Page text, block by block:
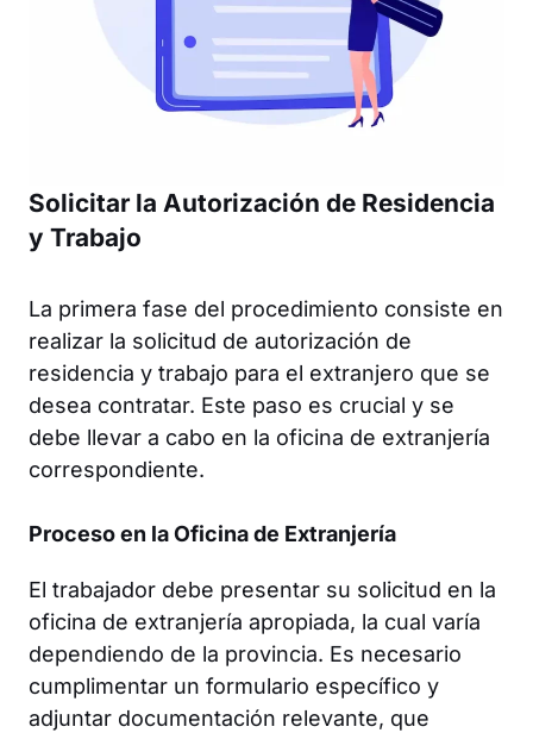
Solicitar la Autorización de Residencia
y Trabajo
La primera fase del procedimiento consiste en
realizar la solicitud de autorización de
residencia y trabajo para el extranjero que se
desea contratar. Este paso es crucial y se
debe llevar a cabo en la oficina de extranjería
correspondiente.
Proceso en la Oficina de Extranjería
El trabajador debe presentar su solicitud en la
oficina de extranjería apropiada, la cual varía
dependiendo de la provincia. Es necesario
cumplimentar un formulario específico y
adjuntar documentación relevante, que